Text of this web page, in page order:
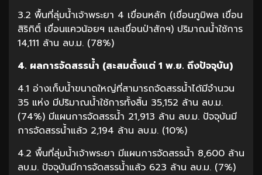
3.2 พื้นที่ลุ่มน้ำเจ้าพระยา 4 เขื่อนหลัก (เขื่อนภูมิพล เขื่อน
สิริกิติ์ เขื่อนแควน้อยฯ และเขื่อนป่าสักฯ) ปริมาณน้ำใช้การ
14,111 ล้าน ลบ.ม. (78%)
4. ผลการจัดสรรน้ำ (สะสมตั้งแต่ 1 พ.ย. ถึงปัจจุบัน)
4.1 อ่างเก็บน้ำขนาดใหญ่ที่สามารถจัดสรรน้ำได้มีจำนวน
35 แห่ง มีปริมาณน้ำใช้การทั้งสิ้น 35,152 ล้าน ลบ.ม.
(74%) มีแผนการจัดสรรน้ำ 21,913 ล้าน ลบ.ม. ปัจจุบันมี
การจัดสรรน้ำแล้ว 2,194 ล้าน ลบ.ม. (10%)
4.2 พื้นที่ลุ่มน้ำเจ้าพระยา มีแผนการจัดสรรน้ำ 8,600 ล้าน
ลบ.ม. ปัจจุบันมีการจัดสรรน้ำแล้ว 623 ล้าน ลบ.ม. (7%)